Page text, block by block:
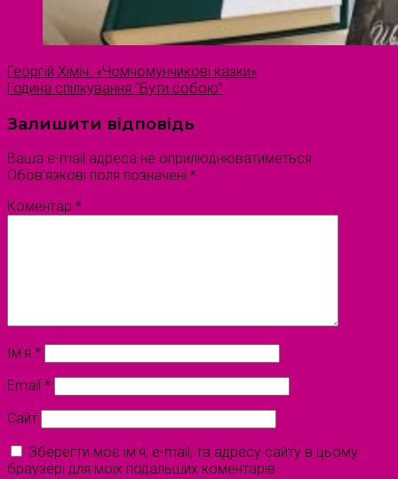
Георгій Хіміч. «Чомчомунчикові казки»
Година спілкування “Бути собою”
Залишити відповідь
Ваша e-mail адреса не оприлюднюватиметься.
Обов’язкові поля позначені *
Коментар *
Ім'я *
Email *
Сайт
Зберегти моє ім'я, e-mail, та адресу сайту в цьому
браузері для моїх подальших коментарів.